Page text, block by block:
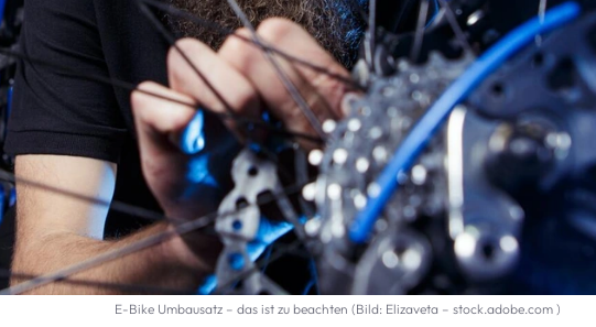
E-Bike Umbausatz – das ist zu beachten (Bild: Elizaveta – stock.adobe.com )